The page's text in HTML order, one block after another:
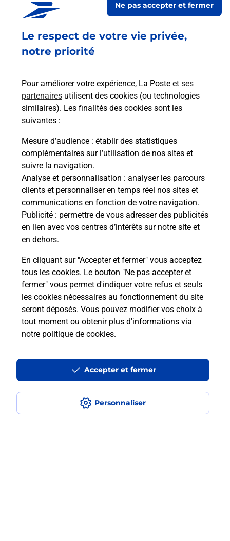
Le respect de votre vie privée,
notre priorité
Pour améliorer votre expérience, La Poste et ses
partenaires utilisent des cookies (ou technologies
similaires). Les finalités des cookies sont les
suivantes :
Mesure d’audience : établir des statistiques
complémentaires sur l’utilisation de nos sites et
suivre la navigation.
Analyse et personnalisation : analyser les parcours
clients et personnaliser en temps réel nos sites et
communications en fonction de votre navigation.
Publicité : permettre de vous adresser des publicités
en lien avec vos centres d’intérêts sur notre site et
en dehors.
En cliquant sur "Accepter et fermer" vous acceptez
tous les cookies. Le bouton "Ne pas accepter et
fermer" vous permet d'indiquer votre refus et seuls
les cookies nécessaires au fonctionnement du site
seront déposés. Vous pouvez modifier vos choix à
tout moment ou obtenir plus d'informations via
notre politique de cookies.
Personnaliser
Ne pas accepter et fermer
Accepter et fermer
En savoir plus
Recherchez un autre point de contact
Questions fréquemment posées
Quel réseau utilise La Poste Mobile ?
Est-ce que je peux garder mon
numéro de mobile gratuitement ?
Est-ce que je peux bénéficier de la 5G
avec La Poste Mobile ?
Est-ce que je peux utiliser mon forfait
à l’étranger avec La Poste Mobile ?
Est-ce que je peux payer mon iPhone
en plusieurs fois avec La Poste Mobile
Localiser Liste Hautes-Pyrénées
MONLEON MAGNOAC